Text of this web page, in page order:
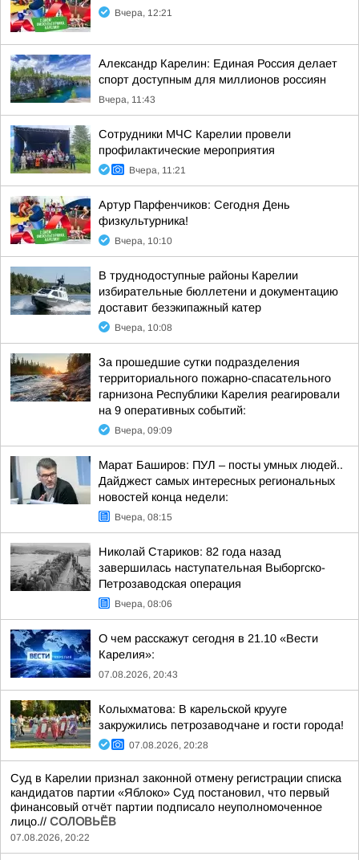
Вчера, 12:21
Александр Карелин: Единая Россия делает
спорт доступным для миллионов россиян
Вчера, 11:43
Сотрудники МЧС Карелии провели
профилактические мероприятия
Вчера, 11:21
Артур Парфенчиков: Сегодня День
физкультурника!
Вчера, 10:10
В труднодоступные районы Карелии
избирательные бюллетени и документацию
доставит безэкипажный катер
Вчера, 10:08
За прошедшие сутки подразделения
территориального пожарно-спасательного
гарнизона Республики Карелия реагировали
на 9 оперативных событий:
Вчера, 09:09
Марат Баширов: ПУЛ – посты умных людей..
Дайджест самых интересных региональных
новостей конца недели:
Вчера, 08:15
Николай Стариков: 82 года назад
завершилась наступательная Выборгско-
Петрозаводская операция
Вчера, 08:06
О чем расскажут сегодня в 21.10 «Вести
Карелия»:
07.08.2026, 20:43
Колыхматова: В карельской крууге
закружились петрозаводчане и гости города!
07.08.2026, 20:28
Суд в Карелии признал законной отмену регистрации списка
кандидатов партии «Яблоко» Суд постановил, что первый
финансовый отчёт партии подписало неуполномоченное
лицо.// СОЛОВЬЁВ
07.08.2026, 20:22